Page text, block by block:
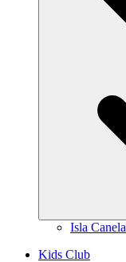
Isla Canela
Kids Club